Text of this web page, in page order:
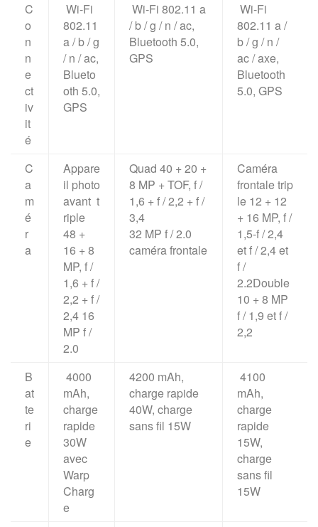
C
o
n
n
e
ct
iv
it
é
Wi-Fi
802.11
a / b / g
/ n / ac,
Blueto
oth 5.0,
GPS
Wi-Fi 802.11 a
/ b / g / n / ac,
Bluetooth 5.0,
GPS
Wi-Fi
802.11 a /
b / g / n /
ac / axe,
Bluetooth
5.0, GPS
C
a
m
é
r
a
Appare
il photo
avant t
riple
48 +
16 + 8
MP, f /
1,6 + f /
2,2 + f /
2,4 16
MP f /
2.0
Quad 40 + 20 +
8 MP + TOF, f /
1,6 + f / 2,2 + f /
3,4
32 MP f / 2.0
caméra frontale
Caméra
frontale trip
le 12 + 12
+ 16 MP, f /
1,5-f / 2,4
et f / 2,4 et
f /
2.2Double
10 + 8 MP
f / 1,9 et f /
2,2
B
at
te
ri
e
4000
mAh,
charge
rapide
30W
avec
Warp
Charg
e
4200 mAh,
charge rapide
40W, charge
sans fil 15W
4100
mAh,
charge
rapide
15W,
charge
sans fil
15W